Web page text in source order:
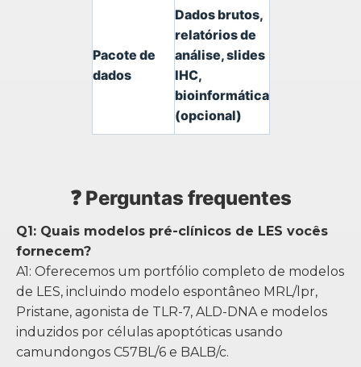
Pacote de
dados
Dados brutos,
relatórios de
análise, slides
IHC,
bioinformática
(opcional)
❓ Perguntas frequentes
Q1: Quais modelos pré-clínicos de LES vocês
fornecem?
A1: Oferecemos um portfólio completo de modelos
de LES, incluindo modelo espontâneo MRL/lpr,
Pristane, agonista de TLR-7, ALD-DNA e modelos
induzidos por células apoptóticas usando
camundongos C57BL/6 e BALB/c.